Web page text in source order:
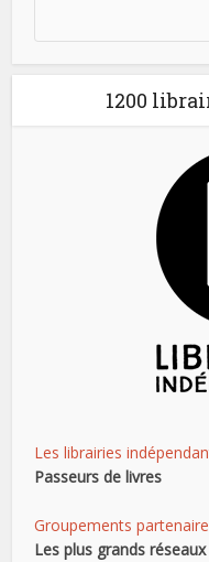
1200
Les librairies
Passeurs de livres
Groupements
Les plus grands